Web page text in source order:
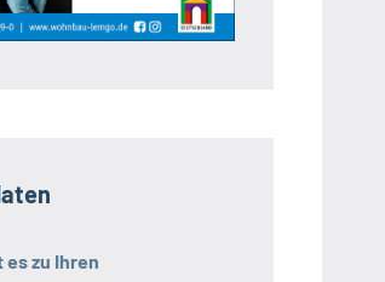
es zu Ihren